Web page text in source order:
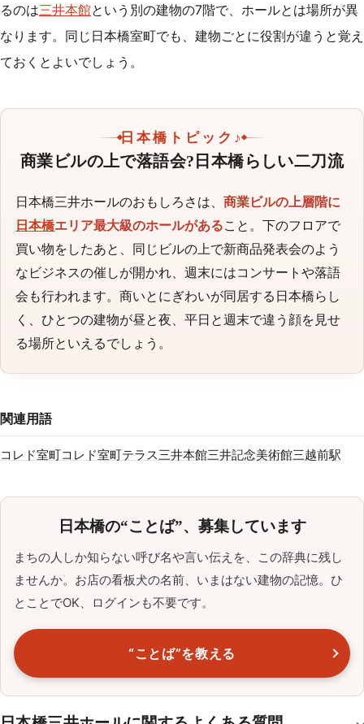
るのは三井本館という別の建物の7階で、ホールとは場所が異
なります。同じ日本橋室町でも、建物ごとに役割が違うと覚え
ておくとよいでしょう。
日本橋トピック♪
商業ビルの上で落語会?日本橋らしい二刀流
日本橋三井ホールのおもしろさは、商業ビルの上層階に
日本橋エリア最大級のホールがあること。下のフロアで
買い物をしたあと、同じビルの上で新商品発表会のよう
なビジネスの催しが開かれ、週末にはコンサートや落語
会も行われます。商いとにぎわいが同居する日本橋らし
く、ひとつの建物が昼と夜、平日と週末で違う顔を見せ
る場所といえるでしょう。
関連用語
コレド室町コレド室町テラス三井本館三井記念美術館三越前駅
日本橋の“ことば”、募集しています
まちの人しか知らない呼び名や言い伝えを、この辞典に残し
ませんか。お店の看板犬の名前、いまはない建物の記憶。ひ
とことでOK、ログインも不要です。
“ことば”を教える